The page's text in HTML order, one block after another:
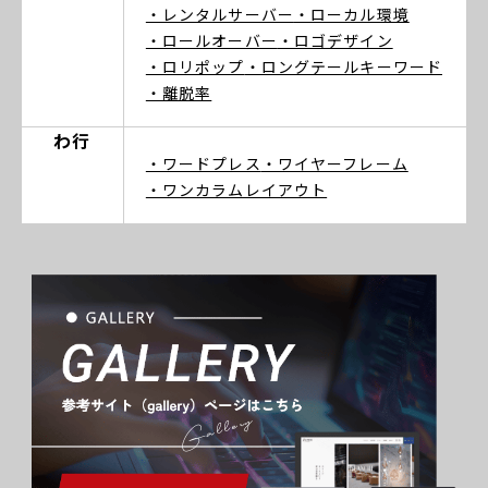
・レンタルサーバー ・ローカル環境
・ロールオーバー ・ロゴデザイン
・ロリポップ ・ロングテールキーワード
・離脱率
わ行
・ワードプレス ・ワイヤーフレーム
・ワンカラムレイアウト
Gallery